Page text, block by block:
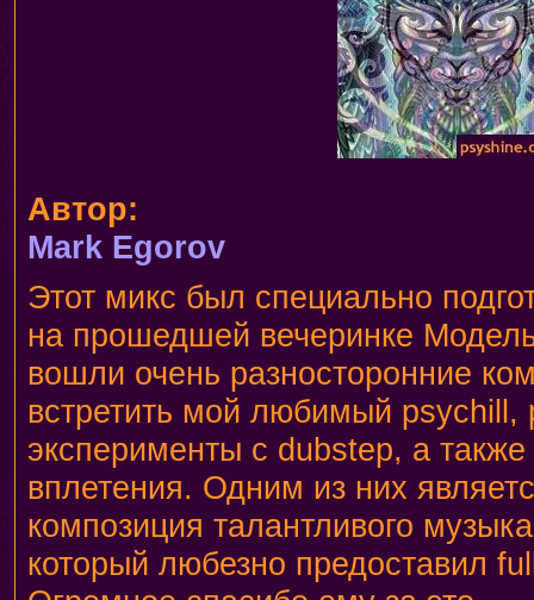
Автор:
Mark Egorov
Этот микс был специально
на прошедшей вечеринке
вошли очень разносторонние
встретить мой любимый psychill,
эксперименты с dubstep, а также
вплетения. Одним из них
композиция талантливого
который любезно предоставил